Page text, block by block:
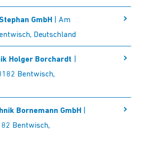
GmbH | Am
Deutschland
Holger Borchardt
Bentwisch,
Bornemann GmbH
Bentwisch,